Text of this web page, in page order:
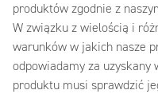
produktów zgodnie z
W związku z wielością i
warunków w jakich nasze
odpowiadamy za
produktu musi sprawdzić